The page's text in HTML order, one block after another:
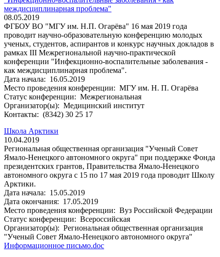
междисциплинарная проблема"
08.05.2019
ФГБОУ ВО "МГУ им. Н.П. Огарёва" 16 мая 2019 года
проводит научно-образовательную конференцию молодых
ученых, студентов, аспирантов и конкурс научных докладов в
рамках III Межрегиональной научно-практической
конференции "Инфекционно-воспалительные заболевания -
как междисциплинарная проблема".
Дата начала: 16.05.2019
Место проведения конференции: МГУ им. Н. П. Огарёва
Статус конференции: Межрегиональная
Организатор(ы): Медицинский институт
Контакты: (8342) 30 25 17
Школа Арктики
10.04.2019
Региональная общественная организация "Ученый Совет
Ямало-Ненецкого автономного округа" при поддержке Фонда
президентских грантов, Правительства Ямало-Ненецкого
автономного округа с 15 по 17 мая 2019 года проводит Школу
Арктики.
Дата начала: 15.05.2019
Дата окончания: 17.05.2019
Место проведения конференции: Вуз Российской Федерации
Статус конференции: Всероссийская
Организатор(ы): Региональная общественная организация
"Ученый Совет Ямало-Ненецкого автономного округа"
Информационное письмо.doc